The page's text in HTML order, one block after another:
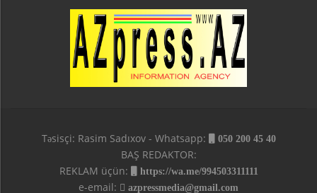
Təsisçi: Rasim Sadıxov - Whatsapp: 050 200 45 40
BAŞ REDAKTOR:
REKLAM üçün:
https://wa.me/994503311111
e-email: azpressmedia@gmail.com